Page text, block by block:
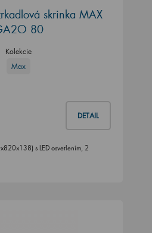
skrinka MAX
80
Kolekcie
Max
DETAIL
s LED osvetlením, 2